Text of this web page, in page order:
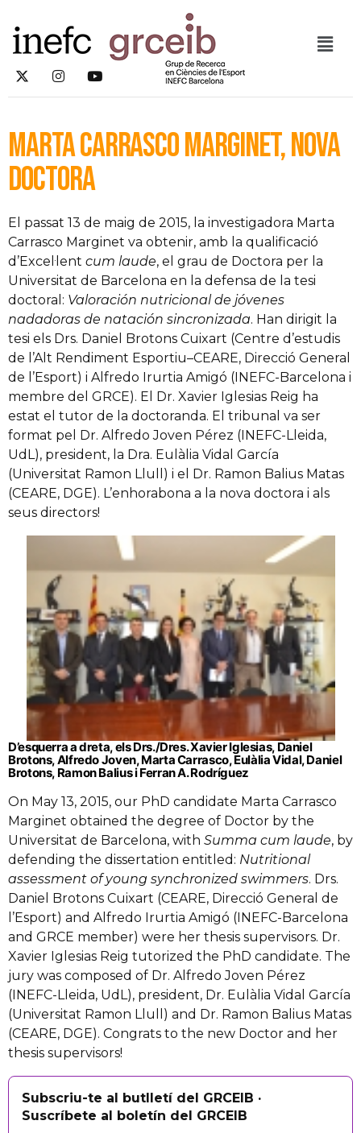
Marta Carrasco Marginet, nova
doctora
El passat 13 de maig de 2015, la investigadora Marta
Carrasco Marginet va obtenir, amb la qualificació
d’Excel·lent cum laude, el grau de Doctora per la
Universitat de Barcelona en la defensa de la tesi
doctoral: Valoración nutricional de jóvenes
nadadoras de natación sincronizada. Han dirigit la
tesi els Drs. Daniel Brotons Cuixart (Centre d’estudis
de l’Alt Rendiment Esportiu–CEARE, Direcció General
de l’Esport) i Alfredo Irurtia Amigó (INEFC-Barcelona i
membre del GRCE). El Dr. Xavier Iglesias Reig ha
estat el tutor de la doctoranda. El tribunal va ser
format pel Dr. Alfredo Joven Pérez (INEFC-Lleida,
UdL), president, la Dra. Eulàlia Vidal García
(Universitat Ramon Llull) i el Dr. Ramon Balius Matas
(CEARE, DGE). L’enhorabona a la nova doctora i als
seus directors!
D’esquerra a dreta, els Drs./Dres. Xavier Iglesias, Daniel
Brotons, Alfredo Joven, Marta Carrasco, Eulàlia Vidal, Daniel
Brotons, Ramon Balius i Ferran A. Rodríguez
On May 13, 2015, our PhD candidate Marta Carrasco
Marginet obtained the degree of Doctor by the
Universitat de Barcelona, with Summa cum laude, by
defending the dissertation entitled: Nutritional
assessment of young synchronized swimmers. Drs.
Daniel Brotons Cuixart (CEARE, Direcció General de
l’Esport) and Alfredo Irurtia Amigó (INEFC-Barcelona
and GRCE member) were her thesis supervisors. Dr.
Xavier Iglesias Reig tutorized the PhD candidate. The
jury was composed of Dr. Alfredo Joven Pérez
(INEFC-Lleida, UdL), president, Dr. Eulàlia Vidal García
(Universitat Ramon Llull) and Dr. Ramon Balius Matas
(CEARE, DGE). Congrats to the new Doctor and her
thesis supervisors!
Subscriu-te al butlletí del GRCEIB ·
Suscríbete al boletín del GRCEIB